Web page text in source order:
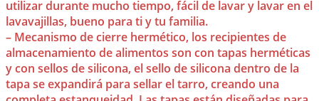
utilizar durante mucho tiempo, fácil de lavar y lavar en el
lavavajillas, bueno para ti y tu familia.
– Mecanismo de cierre hermético, los recipientes de
almacenamiento de alimentos son con tapas herméticas
y con sellos de silicona, el sello de silicona dentro de la
tapa se expandirá para sellar el tarro, creando una